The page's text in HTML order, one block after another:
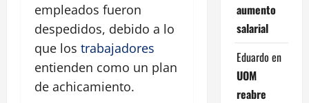
empleados fueron
despedidos, debido a lo
que los trabajadores
entienden como un plan
de achicamiento.
aumento
salarial
Eduardo en
UOM
reabre